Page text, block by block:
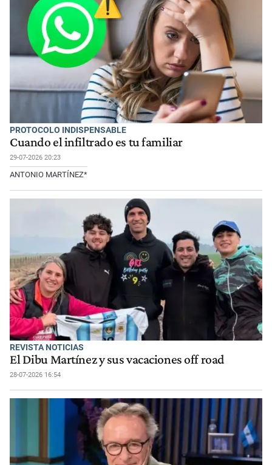
PROTOCOLO INDISPENSABLE
Cuando el infiltrado es tu familiar
29-07-2026 20:23
ANTONIO MARTÍNEZ*
REVISTA NOTICIAS
El Dibu Martínez y sus vacaciones off road
28-07-2026 16:54